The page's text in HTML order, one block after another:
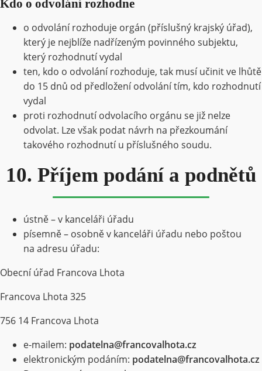
Kdo o odvolání rozhodne
o odvolání rozhoduje orgán (příslušný krajský úřad),
který je nejblíže nadřízeným povinného subjektu,
který rozhodnutí vydal
ten, kdo o odvolání rozhoduje, tak musí učinit ve lhůtě
do 15 dnů od předložení odvolání tím, kdo rozhodnutí
vydal
proti rozhodnutí odvolacího orgánu se již nelze
odvolat. Lze však podat návrh na přezkoumání
takového rozhodnutí u příslušného soudu.
10. Příjem podání a podnětů
ústně – v kanceláři úřadu
písemně – osobně v kanceláři úřadu nebo poštou
na adresu úřadu:
Obecní úřad Francova Lhota
Francova Lhota 325
756 14 Francova Lhota
e-mailem: podatelna@francovalhota.cz
elektronickým podáním: podatelna@francovalhota.cz